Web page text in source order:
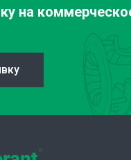
на